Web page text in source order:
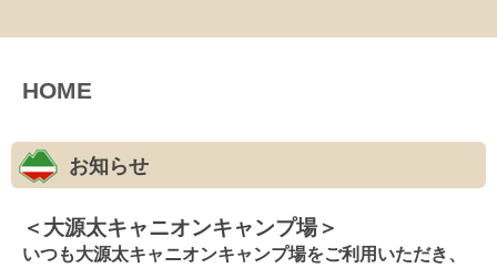
ン
ッ
HOME
お知らせ
＜大源太キャニオンキャンプ場＞
いつも大源太キャニオンキャンプ場をご利用いただき、